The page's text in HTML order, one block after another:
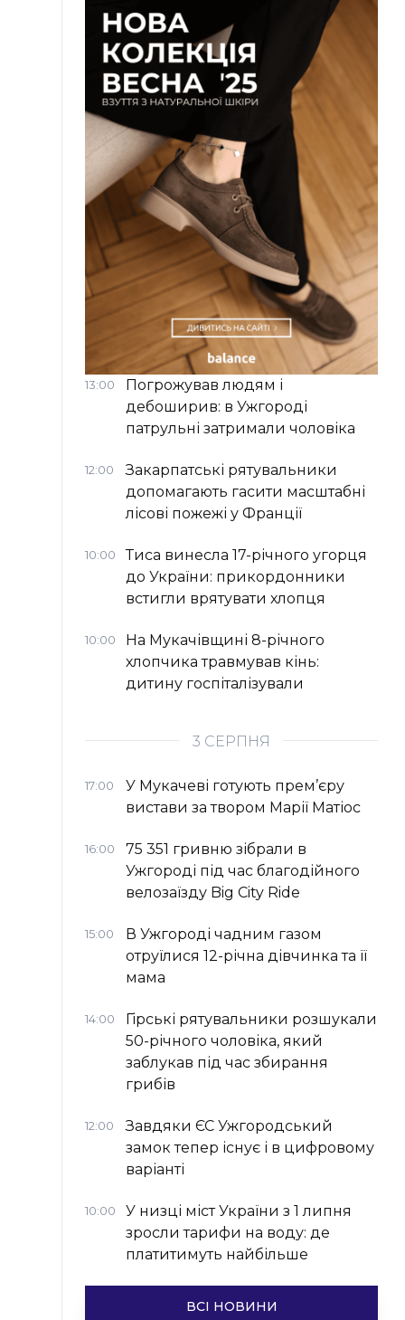
13:00
Погрожував людям і
дебоширив: в Ужгороді
патрульні затримали чоловіка
12:00
Закарпатські рятувальники
допомагають гасити масштабні
лісові пожежі у Франції
10:00
Тиса винесла 17-річного угорця
до України: прикордонники
встигли врятувати хлопця
10:00
На Мукачівщині 8-річного
хлопчика травмував кінь:
дитину госпіталізували
3 СЕРПНЯ
17:00
У Мукачеві готують прем’єру
вистави за твором Марії Матіос
16:00
75 351 гривню зібрали в
Ужгороді під час благодійного
велозаїзду Big Сity Ride
15:00
В Ужгороді чадним газом
отруїлися 12-річна дівчинка та її
мама
14:00
Гірські рятувальники розшукали
50-річного чоловіка, який
заблукав під час збирання
грибів
12:00
Завдяки ЄС Ужгородський
замок тепер існує і в цифровому
варіанті
10:00
У низці міст України з 1 липня
зросли тарифи на воду: де
платитимуть найбільше
ВСІ НОВИНИ